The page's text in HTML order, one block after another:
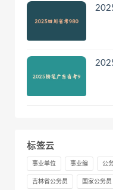
标签云
事业单位 事业编 公
吉林省公务员 国家公务员